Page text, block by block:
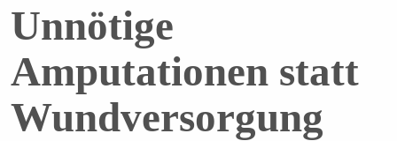
Unnötige
Amputationen statt
Wundversorgung